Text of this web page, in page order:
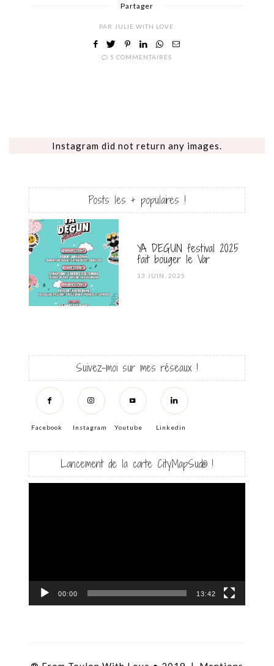
Partager
PAR JULIE WITH LOVE
5 COMMENTAIRES
Instagram did not return any images.
Posts les + populaires !
YA DEGUN festival 2025
fait bouger le Var
POSTED
13 JUIN, 2025
Suivez-moi sur mes réseaux !
Facebook Instagram Youtube Linkedin
Lancement de la carte CityMapSud® !
00:00 13:42